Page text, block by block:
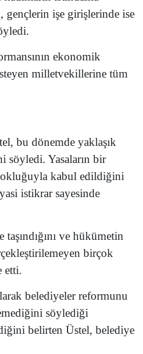
gençlerin işe girişlerinde ise
ekonomik
milletvekillerine tüm
bu dönemde yaklaşık
söyledi. Yasaların bir
kabul edildiğini
istikrar sayesinde
taşındığını ve hükümetin
birçok
etti.
belediyeler reformunu
söylediği
belirten Üstel, belediye